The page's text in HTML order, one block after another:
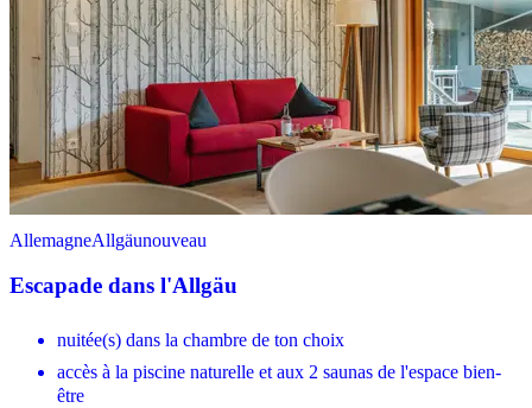
AllemagneAllgäunouveau
Escapade dans l'Allgäu
nuitée(s) dans la chambre de ton choix
accès à la piscine naturelle et aux 2 saunas de l'espace bien-
être